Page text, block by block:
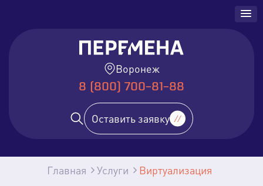
Воронеж
8 (800) 700-81-88
Оставить заявку
Главная Услуги Виртуализация